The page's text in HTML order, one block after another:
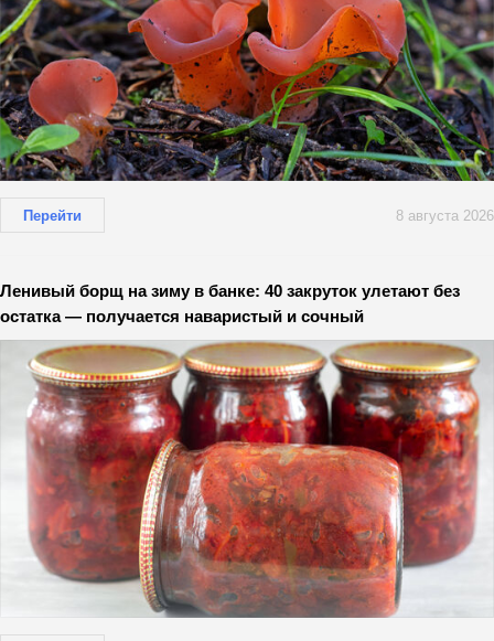
Перейти 8 августа 2026
Ленивый борщ на зиму в банке: 40 закруток улетают без
остатка — получается наваристый и сочный